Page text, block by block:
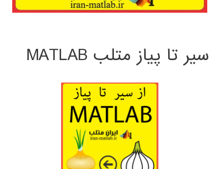
سیر تا پیاز متلب MATLAB